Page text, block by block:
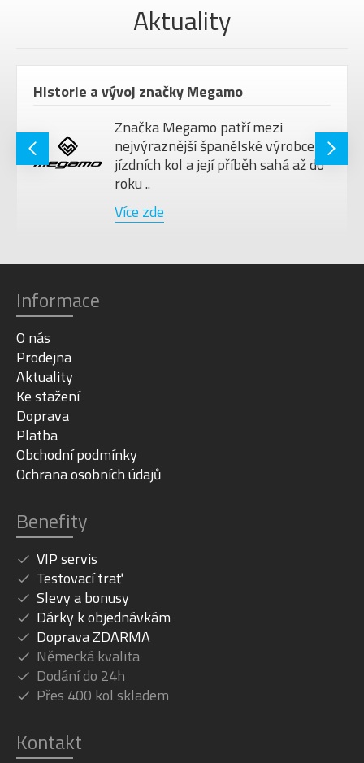
Aktuality
Historie a vývoj značky Megamo
Značka Megamo patří mezi
nejvýraznější španělské výrobce
jízdních kol a její příběh sahá až do
roku ..
Více zde
Informace
O nás
Prodejna
Aktuality
Ke stažení
Doprava
Platba
Obchodní podmínky
Ochrana osobních údajů
Benefity
VIP servis
Testovací trať
Slevy a bonusy
Dárky k objednávkám
Doprava ZDARMA
Německá kvalita
Dodání do 24h
Přes 400 kol skladem
Kontakt